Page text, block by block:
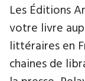
Les Éditions
votre livre
littéraires en
chaines de